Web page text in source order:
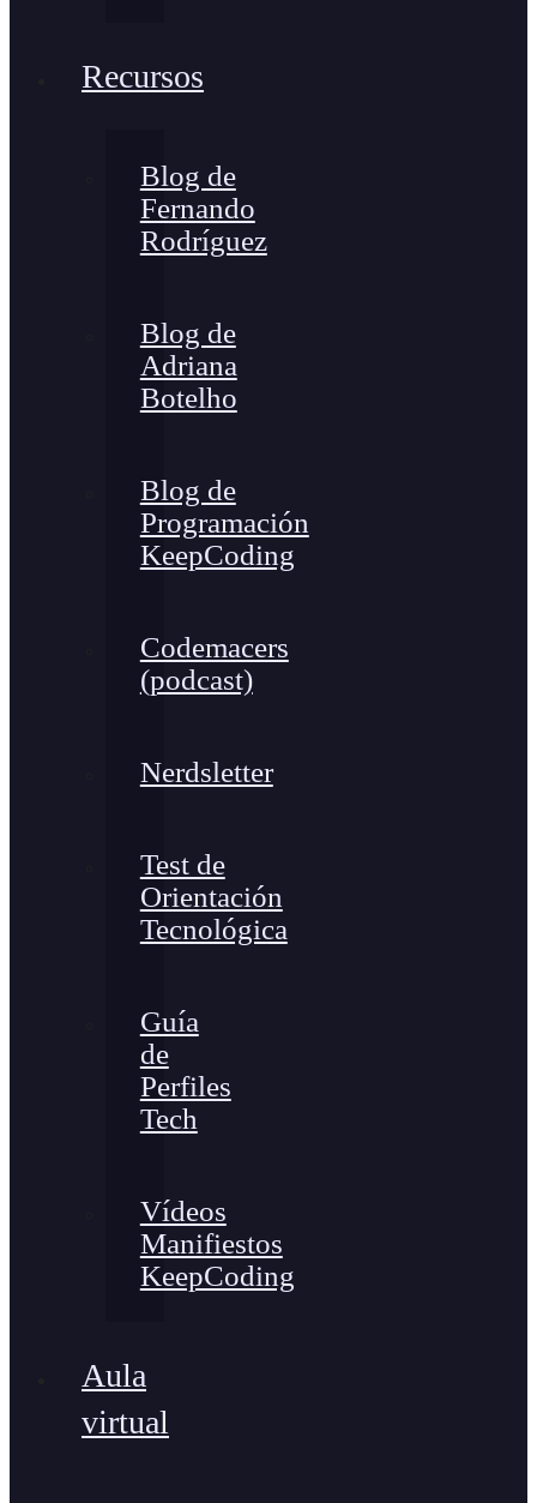
Recursos
Blog de
Fernando
Rodríguez
Blog de
Adriana
Botelho
Blog de
Programación
KeepCoding
Codemacers
(podcast)
Nerdsletter
Test de
Orientación
Tecnológica
Guía
de
Perfiles
Tech
Vídeos
Manifiestos
KeepCoding
Aula
virtual